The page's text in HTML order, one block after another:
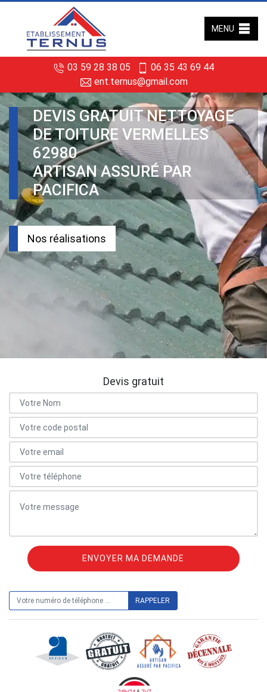
03 59 28 38 05
06 35 43 69 44
ent.ternus@gmail.com
MENU
DEVIS GRATUIT NETTOYAGE
DE TOITURE VERMELLES
62980
ARTISAN ASSURÉ PAR
PACIFICA
Nos réalisations
Devis gratuit